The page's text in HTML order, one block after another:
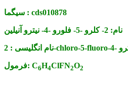
سیگما : cds010878
نام: 2- کلرو -5- فلورو -4- نیترو آنیلین
نام انگلیسی :
فرمول: C6H4ClFN2O2